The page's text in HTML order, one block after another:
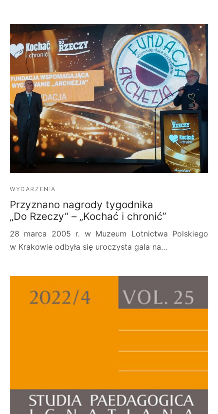
WYDARZENIA
Przyznano nagrody tygodnika
„Do Rzeczy” – „Kochać i chronić”
28 marca 2005 r. w Muzeum Lotnictwa Polskiego
w Krakowie odbyła się uroczysta gala na…